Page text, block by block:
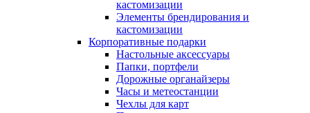
кастомизации
Элементы брендирования и
кастомизации
Корпоративные подарки
Настольные аксессуары
Папки, портфели
Дорожные органайзеры
Часы и метеостанции
Чехлы для карт